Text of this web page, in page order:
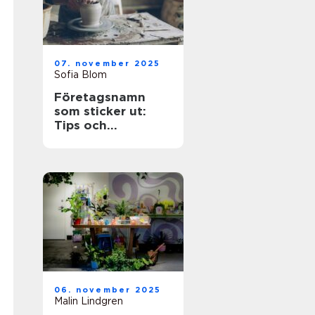
07. november 2025
Sofia Blom
Företagsnamn
som sticker ut:
Tips och
06. november 2025
Malin Lindgren